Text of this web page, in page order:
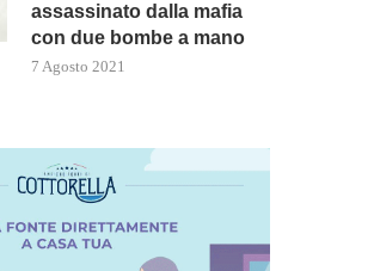
assassinato dalla mafia
con due bombe a mano
7 Agosto 2021